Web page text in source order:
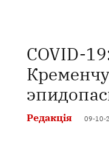
COVID-
Редакція 09-10-